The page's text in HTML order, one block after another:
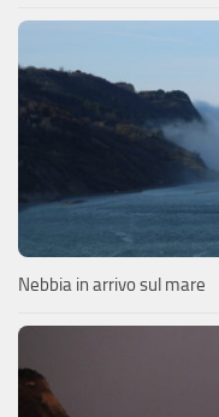
Nebbia in arrivo sul mare